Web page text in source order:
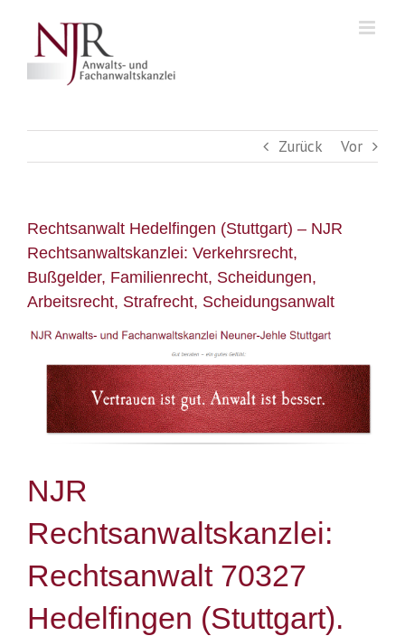
content
Zurück Vor
Rechtsanwalt Hedelfingen (Stuttgart) – NJR
Rechtsanwaltskanzlei: Verkehrsrecht,
Bußgelder, Familienrecht, Scheidungen,
Arbeitsrecht, Strafrecht, Scheidungsanwalt
NJR
Rechtsanwaltskanzlei:
Rechtsanwalt 70327
Hedelfingen (Stuttgart).